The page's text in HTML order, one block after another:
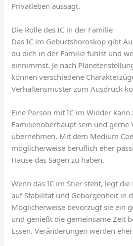
Privatleben aussagt.
Die Rolle des IC in der Familie
Das IC im Geburtshoroskop gibt
du dich in der Familie fühlst und
einnimmst. Je nach
können verschiedene
Verhaltensmuster zum Ausdruck
Eine Person mit IC im Widder kann
Familienoberhaupt sein und gerne
übernehmen. Mit dem Medium
möglicherweise beruflich eher
Hause das Sagen zu haben.
Wenn das IC im Stier steht, legt
auf Stabilität und Geborgenheit in
Möglicherweise bevorzugt sie ein
und genießt die gemeinsame Zeit
Essen. Veränderungen werden